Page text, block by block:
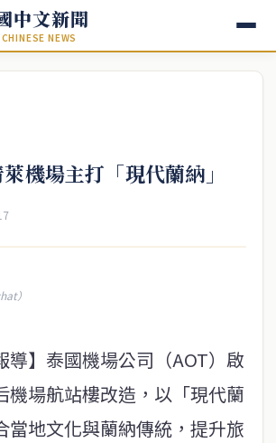
中文新聞
NEWS
機場主打「現代蘭納」
）
導】泰國機場公司（AOT）啟
機場航站樓改造，以「現代蘭
當地文化與蘭納傳統，提升旅